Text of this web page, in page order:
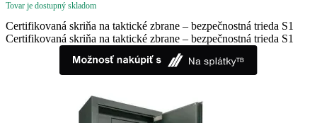
through
1420,65 €
Tovar je dostupný skladom
Certifikovaná skriňa na taktické zbrane – bezpečnostná trieda S1
Certifikovaná skriňa na taktické zbrane – bezpečnostná trieda S1